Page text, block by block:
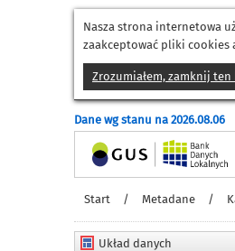
Nasza strona internetowa
zaakceptować pliki cookies
Zrozumiałem, zamknij
Dane wg stanu na 2026.08.06
Strona główna
Start / Metadane /
Układ danych